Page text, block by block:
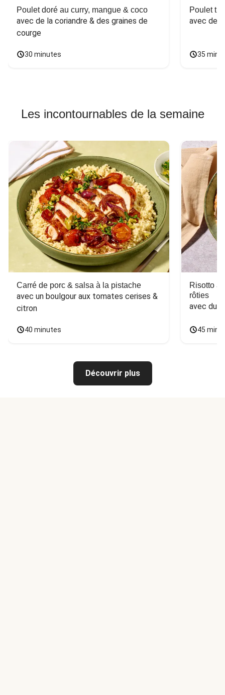
Poulet doré au curry, mangue & coco
avec de la coriandre & des graines de
courge
30 minutes
Poulet
avec des
35
Les incontournables de la semaine
Carré de porc & salsa à la pistache
avec un boulgour aux tomates cerises &
citron
40 minutes
Risotto
rôties
avec du
45
Découvrir plus